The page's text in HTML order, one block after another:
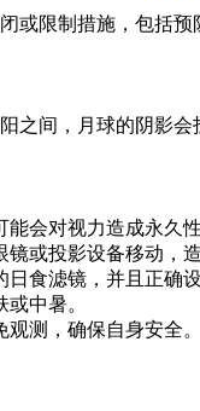
或限制措施，包括预
之间，月球的阴影
会对视力造成永久
或投影设备移动，造
食滤镜，并且正确
中暑。
测，确保自身安全。